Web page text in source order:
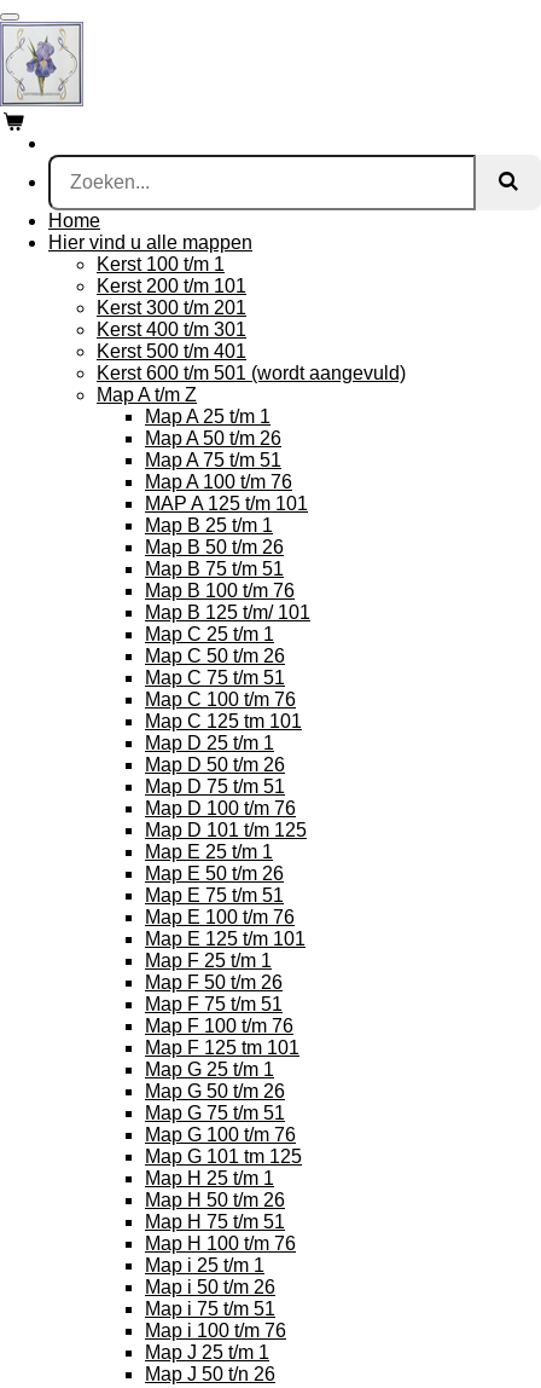
Ga
direct
naar
de
hoofdinhoud
Home
Hier vind u alle mappen
Kerst 100 t/m 1
Kerst 200 t/m 101
Kerst 300 t/m 201
Kerst 400 t/m 301
Kerst 500 t/m 401
Kerst 600 t/m 501 (wordt aangevuld)
Map A t/m Z
Map A 25 t/m 1
Map A 50 t/m 26
Map A 75 t/m 51
Map A 100 t/m 76
MAP A 125 t/m 101
Map B 25 t/m 1
Map B 50 t/m 26
Map B 75 t/m 51
Map B 100 t/m 76
Map B 125 t/m/ 101
Map C 25 t/m 1
Map C 50 t/m 26
Map C 75 t/m 51
Map C 100 t/m 76
Map C 125 tm 101
Map D 25 t/m 1
Map D 50 t/m 26
Map D 75 t/m 51
Map D 100 t/m 76
Map D 101 t/m 125
Map E 25 t/m 1
Map E 50 t/m 26
Map E 75 t/m 51
Map E 100 t/m 76
Map E 125 t/m 101
Map F 25 t/m 1
Map F 50 t/m 26
Map F 75 t/m 51
Map F 100 t/m 76
Map F 125 tm 101
Map G 25 t/m 1
Map G 50 t/m 26
Map G 75 t/m 51
Map G 100 t/m 76
Map G 101 tm 125
Map H 25 t/m 1
Map H 50 t/m 26
Map H 75 t/m 51
Map H 100 t/m 76
Map i 25 t/m 1
Map i 50 t/m 26
Map i 75 t/m 51
Map i 100 t/m 76
Map J 25 t/m 1
Map J 50 t/n 26